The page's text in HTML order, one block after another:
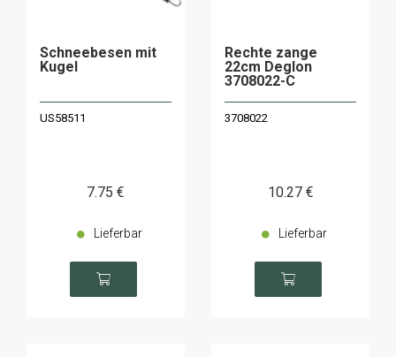
Schneebesen mit
Kugel
US58511
7.75 €
Lieferbar
Rechte zange
22cm Deglon
3708022-C
3708022
10.27 €
Lieferbar